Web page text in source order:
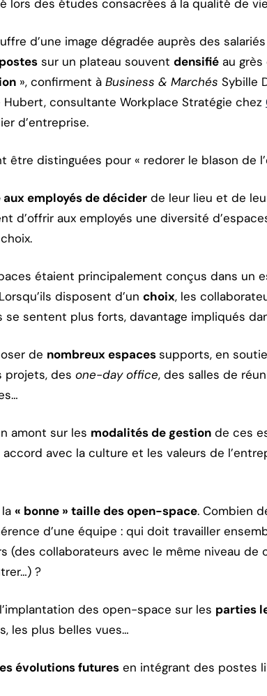
lors des études consacrées à la qualité de
d’une image dégradée auprès des
sur un plateau souvent densifié au grès
», confirment à Business & Marchés Sybille
consultante Workplace Stratégie chez
d’entreprise.
être distinguées pour « redorer le blason de
employés de décider de leur lieu et de
d’offrir aux employés une diversité
étaient principalement conçus dans un
disposent d’un choix, les
se sentent plus forts, davantage impliqués
de nombreux espacessupports, en
projets, des one-day office, des salles de
amont sur les modalités de gestion de ces
avec la culture et les valeurs de
« bonne » taille des open-space. Combien
d’une équipe : qui doit travailler
(des collaborateurs avec le même niveau de
?
des open-space sur les parties
les plus belles vues…
évolutions futures en intégrant des postes